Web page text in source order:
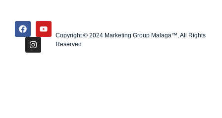
Copyright © 2024 Marketing Group Malaga™, All Rights
Reserved